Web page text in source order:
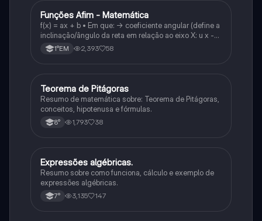
Matematica
Funções Afim - Matemática
f(x) = ax + b • Em que: -> coeficiente angular (define a
inclinação/ângulo da reta em relação ao eixo X: u x -
variável: a b → coeficiente linear (valor que corta o
eixo y).
1°EM 2,393 58
Matematica
Teorema de Pitágoras
Resumo de matemática sobre: Teorema de Pitágoras,
conceitos, hipotenusa e fórmulas.
8° 1,793 38
Matematica
Expressões algébricas.
Resumo sobre como funciona, cálculo e exemplo de
expressões algébricas.
7° 3,135 147